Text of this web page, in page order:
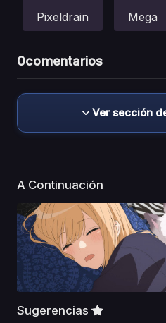
Pixeldrain Mega
0comentarios
Ver sección
A Continuación
Sugerencias